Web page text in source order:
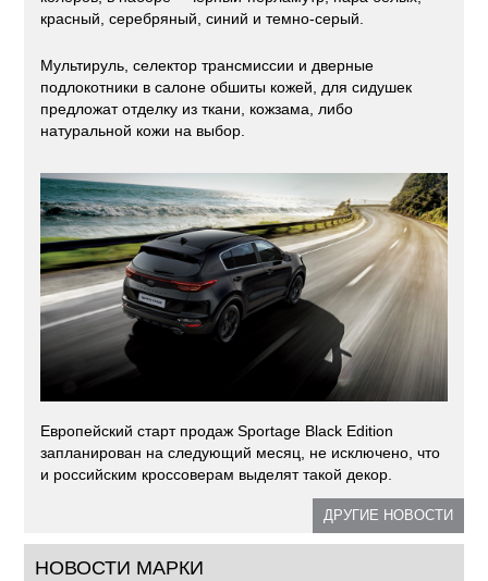
красный, серебряный, синий и темно-серый.
Мультируль, селектор трансмиссии и дверные
подлокотники в салоне обшиты кожей, для сидушек
предложат отделку из ткани, кожзама, либо
натуральной кожи на выбор.
Европейский старт продаж Sportage Black Edition
запланирован на следующий месяц, не исключено, что
и российским кроссоверам выделят такой декор.
ДРУГИЕ НОВОСТИ
НОВОСТИ МАРКИ